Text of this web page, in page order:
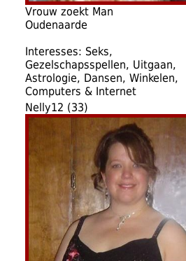
Vrouw zoekt Man
Oudenaarde
Interesses: Seks,
Gezelschapsspellen, Uitgaan,
Astrologie, Dansen, Winkelen,
Computers & Internet
Nelly12 (33)